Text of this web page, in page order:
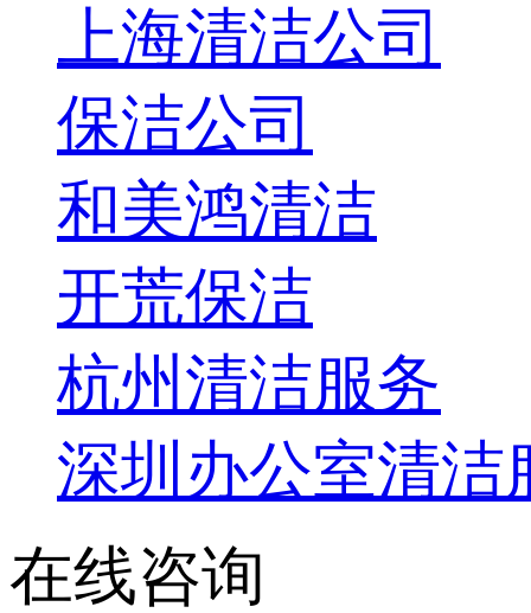
上海清洁公司
保洁公司
和美鸿清洁
开荒保洁
杭州清洁服务
深圳办公室清洁
在线咨询